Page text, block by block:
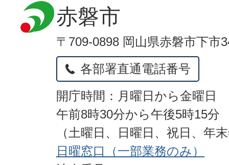
赤磐市
〒709-0898 岡山県赤磐市下市
各部署直通電話番号
開庁時間：月曜日から金曜日
午前8時30分から午後5時15分
（土曜日、日曜日、祝日、年
日曜窓口（一部業務のみ）